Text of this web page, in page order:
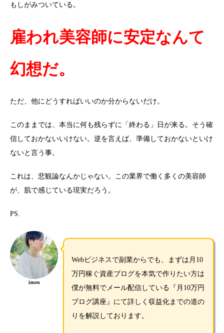
もしがみついている。
雇われ美容師に安定なんて
幻想だ。
ただ、他にどうすればいいのか分からないだけ。
このままでは、本当に何も残らずに「終わる」日が来る。そう確
信しておかないいけない。逆を言えば、準備しておかないといけ
ないと言う事。
これは、悲観論なんかじゃない。この業界で働く多くの美容師
が、肌で感じている現実だろう。
PS.
izuru
Webビジネスで副業からでも、まずは月10
万円稼ぐ資産ブログを本気で作りたい方は
僕が無料でメール配信している『月10万円
ブログ講座』にて詳しく収益化までの道の
りを解説しております。